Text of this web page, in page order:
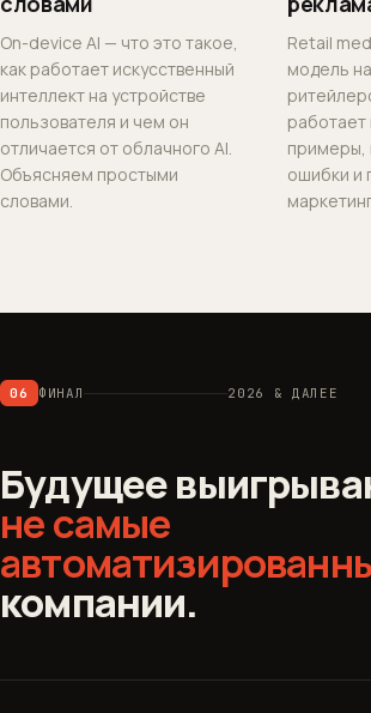
On-device AI — что это такое,
как работает искусственный
интеллект на устройстве
пользователя и чем он
отличается от облачного AI.
Объясняем простыми
словами.
Retail
модель
работает
примеры,
ошибки и
06 ФИНАЛ 2026 & ДАЛЕЕ
Будущее
не самые
компании.